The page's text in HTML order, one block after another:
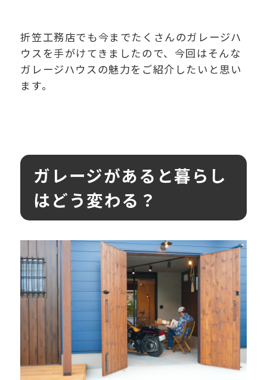
折笠工務店でも今までたくさんのガレージハ
ウスを手がけてきましたので、今回はそんな
ガレージハウスの魅力をご紹介したいと思い
ます。
ガレージがあると暮らし
はどう変わる？